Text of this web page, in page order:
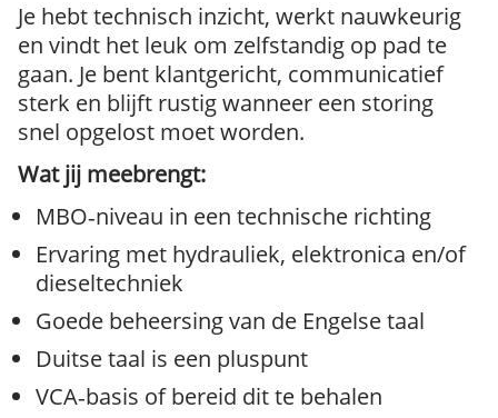
Je hebt technisch inzicht, werkt nauwkeurig
en vindt het leuk om zelfstandig op pad te
gaan. Je bent klantgericht, communicatief
sterk en blijft rustig wanneer een storing
snel opgelost moet worden.
Wat jij meebrengt:
MBO‑niveau in een technische richting
Ervaring met hydrauliek, elektronica en/of
dieseltechniek
Goede beheersing van de Engelse taal
Duitse taal is een pluspunt
VCA‑basis of bereid dit te behalen